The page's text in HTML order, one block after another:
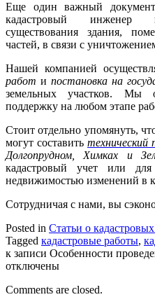
Еще один важный
кадастровый инженер
существования здания,
частей, в связи с
Нашей компанией
работ и постановка на
земельных участков. Мы
поддержку на любом этапе
Стоит отдельно упомянуть,
могут составить технический
Долгопрудном, Химках и
кадастровый учет или
недвижимостью изменений в
Сотрудничая с нами, вы
Posted in Статьи о
Tagged кадастровые работы,
к записи Особенности
отключены
Comments are closed.